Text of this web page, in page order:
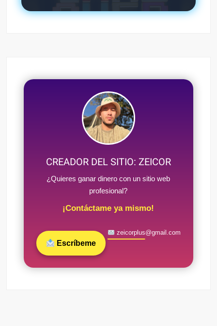
CREADOR DEL SITIO: ZEICOR
¿Quieres ganar dinero con un sitio web
profesional?
¡Contáctame ya mismo!
Escríbeme
zeicorplus@gmail.com